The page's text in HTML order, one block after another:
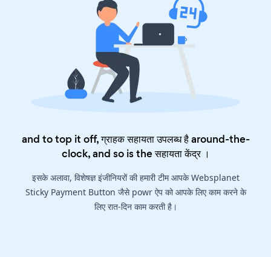
and to top it off, ग्राहक सहायता उपलब्ध है around-the-
clock, and so is theसहायता केंद्र।
इसके अलावा, विशेषज्ञ इंजीनियरों की हमारी टीम आपके Websplanet
Sticky Payment Button जैसे powr ऐप को आपके लिए काम करने के
लिए रात-दिन काम करती है।